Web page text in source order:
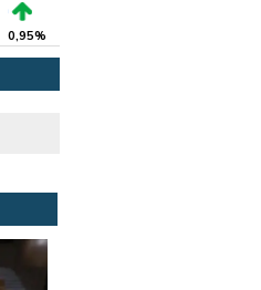
0,95%